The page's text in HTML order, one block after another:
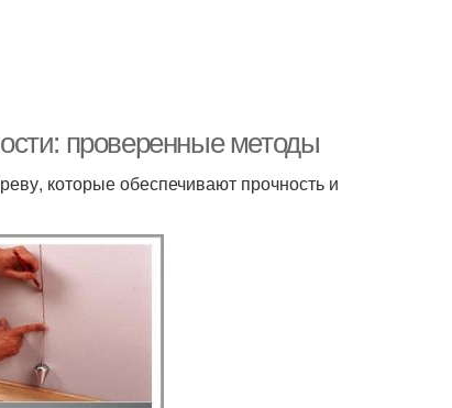
проверенные методы
которые обеспечивают прочность и